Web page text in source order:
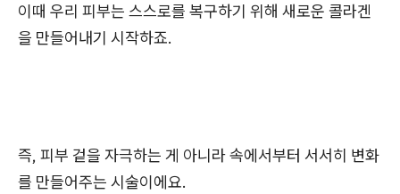
이때 우리 피부는 스스로를 복구하기 위해 새로운 콜라겐
을 만들어내기 시작하죠.
즉, 피부 겉을 자극하는 게 아니라 속에서부터 서서히 변화
를 만들어주는 시술이에요.